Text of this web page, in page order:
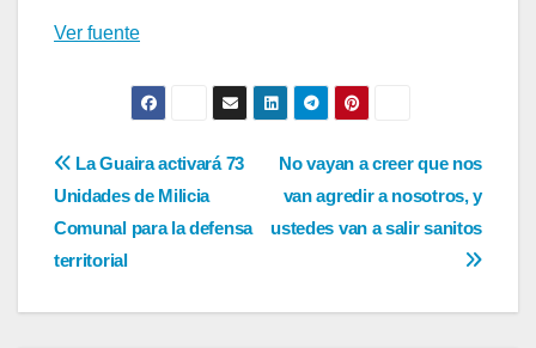
Ver fuente
Navegación
de
entradas
No vayan a creer que nos
van agredir a nosotros, y
ustedes van a salir sanitos
La Guaira activará 73
Unidades de Milicia
Comunal para la defensa
territorial